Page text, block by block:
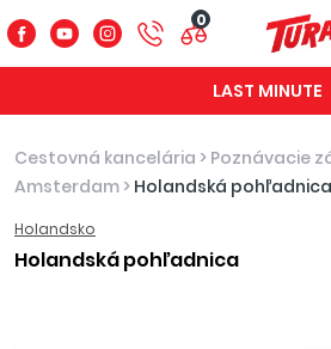
0
LAST MINUTE
Cestovná kancelária > Poznávacie
Amsterdam > Holandská pohľadnica
Holandsko
Holandská pohľadnica